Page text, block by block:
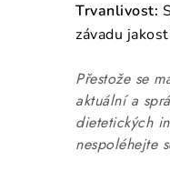
Trvanlivost:
závadu
Přestože se
aktuální a
dietetických
nespoléhejte